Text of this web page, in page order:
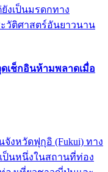
งเป็นมรดกทาง
วัติศาสตร์อันยาวนาน
เช็กอินห้ามพลาดเมื่อ
จังหวัดฟุกุอิ (Fukui) ทาง
ป็นหนึ่งในสถานที่ท่อง